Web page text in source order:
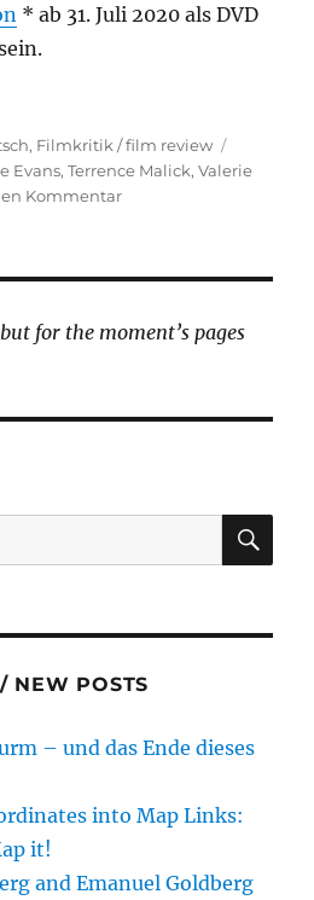
* ab 31. Juli 2020 als DVD
, Filmkritik / film review
Evans,Terrence Malick,Valerie
Kommentarzu
for the moment’s pages
NEW POSTS
– und das Ende dieses
into Map Links:
it!
and Emanuel Goldberg